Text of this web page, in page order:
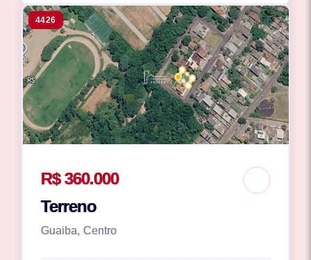
4426
R$ 360.000
Terreno
Guaiba, Centro